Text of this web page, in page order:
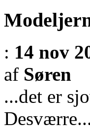
: 14 nov
af Søren
...det er